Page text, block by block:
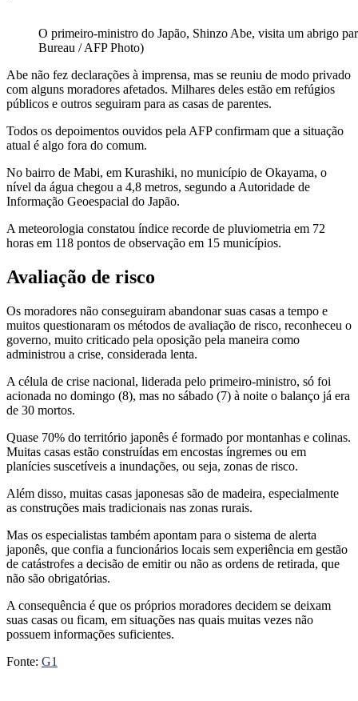
O primeiro-ministro do Japão, Shinzo Abe, visita um abrigo
Bureau / AFP Photo)
Abe não fez declarações à imprensa, mas se reuniu de modo privado
com alguns moradores afetados. Milhares deles estão em refúgios
públicos e outros seguiram para as casas de parentes.
Todos os depoimentos ouvidos pela AFP confirmam que a situação
atual é algo fora do comum.
No bairro de Mabi, em Kurashiki, no município de Okayama, o
nível da água chegou a 4,8 metros, segundo a Autoridade de
Informação Geoespacial do Japão.
A meteorologia constatou índice recorde de pluviometria em 72
horas em 118 pontos de observação em 15 municípios.
Avaliação de risco
Os moradores não conseguiram abandonar suas casas a tempo e
muitos questionaram os métodos de avaliação de risco, reconheceu o
governo, muito criticado pela oposição pela maneira como
administrou a crise, considerada lenta.
A célula de crise nacional, liderada pelo primeiro-ministro, só foi
acionada no domingo (8), mas no sábado (7) à noite o balanço já era
de 30 mortos.
Quase 70% do território japonês é formado por montanhas e colinas.
Muitas casas estão construídas em encostas íngremes ou em
planícies suscetíveis a inundações, ou seja, zonas de risco.
Além disso, muitas casas japonesas são de madeira, especialmente
as construções mais tradicionais nas zonas rurais.
Mas os especialistas também apontam para o sistema de alerta
japonês, que confia a funcionários locais sem experiência em gestão
de catástrofes a decisão de emitir ou não as ordens de retirada, que
não são obrigatórias.
A consequência é que os próprios moradores decidem se deixam
suas casas ou ficam, em situações nas quais muitas vezes não
possuem informações suficientes.
Fonte: G1